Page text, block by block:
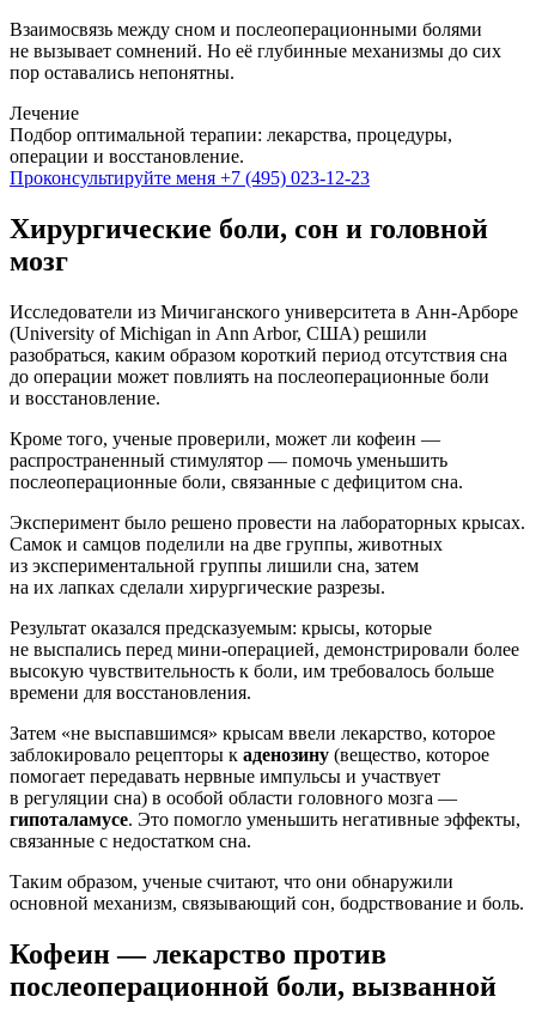
Взаимосвязь между сном и послеоперационными болями
не вызывает сомнений. Но её глубинные механизмы до сих
пор оставались непонятны.
Лечение
Подбор оптимальной терапии: лекарства, процедуры,
операции и восстановление.
Проконсультируйте меня +7 (495) 023-12-23
Хирургические боли, сон и головной
мозг
Исследователи из Мичиганского университета в Анн-Арборе
(University of Michigan in Ann Arbor, США) решили
разобраться, каким образом короткий период отсутствия сна
до операции может повлиять на послеоперационные боли
и восстановление.
Кроме того, ученые проверили, может ли кофеин —
распространенный стимулятор — помочь уменьшить
послеоперационные боли, связанные с дефицитом сна.
Эксперимент было решено провести на лабораторных крысах.
Самок и самцов поделили на две группы, животных
из экспериментальной группы лишили сна, затем
на их лапках сделали хирургические разрезы.
Результат оказался предсказуемым: крысы, которые
не выспались перед мини-операцией, демонстрировали более
высокую чувствительность к боли, им требовалось больше
времени для восстановления.
Затем «не выспавшимся» крысам ввели лекарство, которое
заблокировало рецепторы к аденозину (вещество, которое
помогает передавать нервные импульсы и участвует
в регуляции сна) в особой области головного мозга —
гипоталамусе. Это помогло уменьшить негативные эффекты,
связанные с недостатком сна.
Таким образом, ученые считают, что они обнаружили
основной механизм, связывающий сон, бодрствование и боль.
Кофеин — лекарство против
послеоперационной боли, вызванной